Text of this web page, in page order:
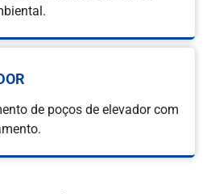
de poços de elevador com